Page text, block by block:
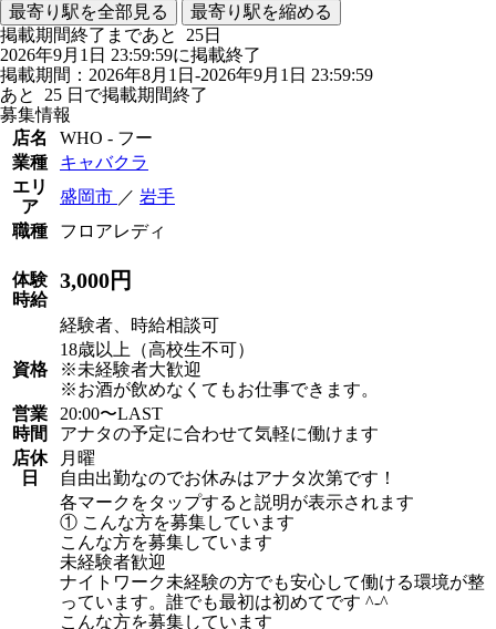
最寄り駅を全部見る
最寄り駅を縮める
掲載期間終了まであと 25日
2026年9月1日 23:59:59に掲載終了
掲載期間：2026年8月1日-2026年9月1日 23:59:59
あと 25 日で掲載期間終了
募集情報
店名
WHO - フー
業種
キャバクラ
エリ
ア
盛岡市 ／ 岩手
職種
フロアレディ
体験
時給
3,000円
経験者、時給相談可
資格
18歳以上（高校生不可）
※未経験者大歓迎
※お酒が飲めなくてもお仕事できます。
営業
時間
20:00〜LAST
アナタの予定に合わせて気軽に働けます
店休
日
月曜
自由出勤なのでお休みはアナタ次第です！
各マークをタップすると説明が表示されます
① こんな方を募集しています
こんな方を募集しています
未経験者歓迎
ナイトワーク未経験の方でも安心して働ける環境が整
っています。誰でも最初は初めてです ^-^
こんな方を募集しています